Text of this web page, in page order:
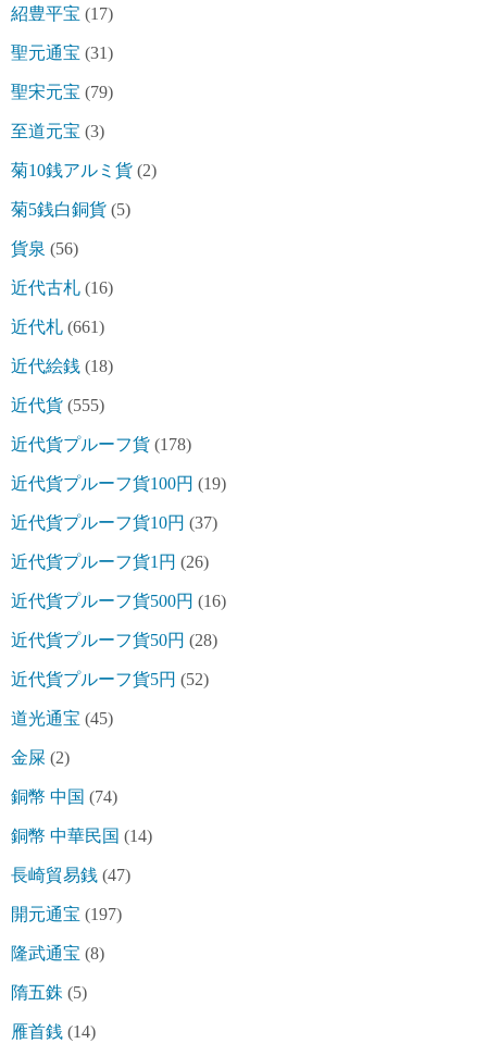
紹豊平宝 (17)
聖元通宝 (31)
聖宋元宝 (79)
至道元宝 (3)
菊10銭アルミ貨 (2)
菊5銭白銅貨 (5)
貨泉 (56)
近代古札 (16)
近代札 (661)
近代絵銭 (18)
近代貨 (555)
近代貨プルーフ貨 (178)
近代貨プルーフ貨100円 (19)
近代貨プルーフ貨10円 (37)
近代貨プルーフ貨1円 (26)
近代貨プルーフ貨500円 (16)
近代貨プルーフ貨50円 (28)
近代貨プルーフ貨5円 (52)
道光通宝 (45)
金屎 (2)
銅幣 中国 (74)
銅幣 中華民国 (14)
長崎貿易銭 (47)
開元通宝 (197)
隆武通宝 (8)
隋五銖 (5)
雁首銭 (14)